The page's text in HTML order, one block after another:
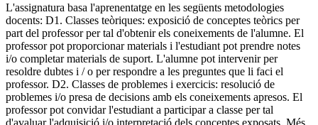
L'assignatura basa l'aprenentatge en les següents metodologies
docents: D1. Classes teòriques: exposició de conceptes teòrics per
part del professor per tal d'obtenir els coneixements de l'alumne. El
professor pot proporcionar materials i l'estudiant pot prendre notes
i/o completar materials de suport. L'alumne pot intervenir per
resoldre dubtes i / o per respondre a les preguntes que li faci el
professor. D2. Classes de problemes i exercicis: resolució de
problemes i/o presa de decisions amb els coneixements apresos. El
professor pot convidar l'estudiant a participar a classe per tal
d'avaluar l'adquisició i/o interpretació dels conceptes exposats. Més